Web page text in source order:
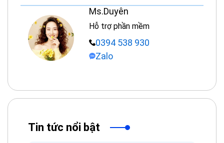
Ms.Duyên
Hỗ trợ phần mềm
0394 538 930
Zalo
Tin tức nổi bật